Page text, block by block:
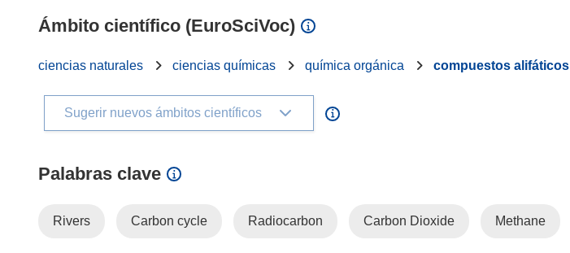
Ámbito científico (EuroSciVoc)
ciencias naturales ciencias químicas química orgánica compuestos alifáticos
Sugerir nuevos ámbitos científicos
Palabras clave
Rivers Carbon cycle Radiocarbon Carbon Dioxide Methane